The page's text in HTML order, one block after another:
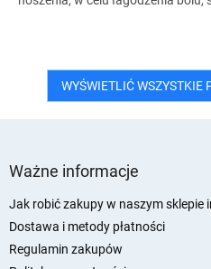
WYŚWIETLIĆ WSZYSTKIE
Ważne informacje
Jak robić zakupy w naszym sklepie
Dostawa i metody płatności
Regulamin zakupów